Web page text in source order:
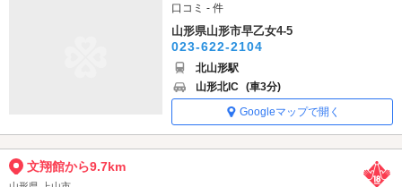
口コミ - 件
山形県山形市早乙女4-5
023-622-2104
北山形駅
山形北IC (車3分)
Googleマップで開く
文翔館から9.7km